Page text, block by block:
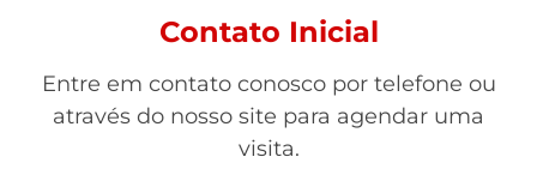
Contato Inicial
Entre em contato conosco por telefone ou
através do nosso site para agendar uma
visita.